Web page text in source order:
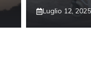
Luglio 12, 2025